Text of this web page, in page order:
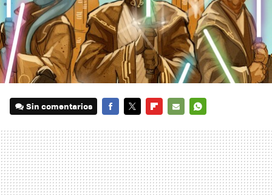
Sin comentarios
MAIL